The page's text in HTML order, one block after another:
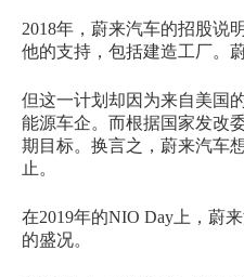
2018年，蔚来汽车的招股说
他的支持，包括建造工厂。
但这一计划却因为来自美国
能源车企。而根据国家发改
期目标。换言之，蔚来汽车
止。
在2019年的NIO Day上，蔚
的盛况。